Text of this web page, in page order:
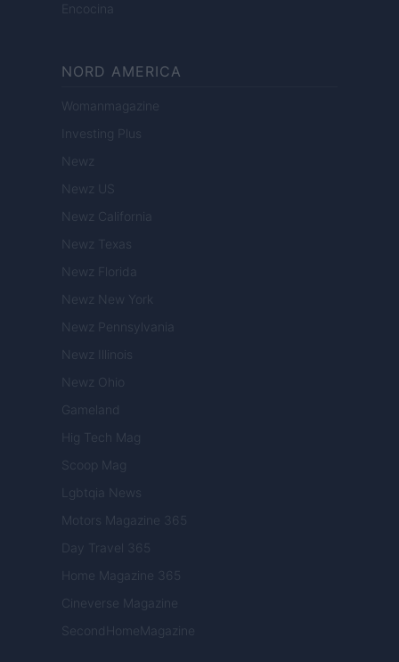
Encocina
NORD AMERICA
Womanmagazine
Investing Plus
Newz
Newz US
Newz California
Newz Texas
Newz Florida
Newz New York
Newz Pennsylvania
Newz Illinois
Newz Ohio
Gameland
Hig Tech Mag
Scoop Mag
Lgbtqia News
Motors Magazine 365
Day Travel 365
Home Magazine 365
Cineverse Magazine
SecondHomeMagazine